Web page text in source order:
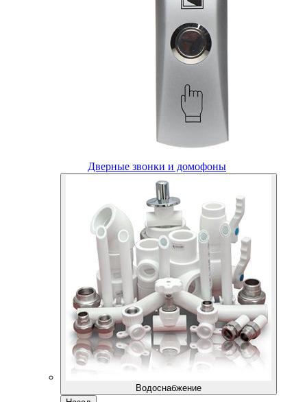
Дверные звонки и домофоны
Водоснабжение